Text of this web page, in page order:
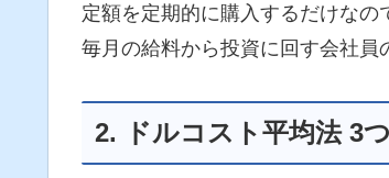
定額を定期的に購入するだけなの
毎月の給料から投資に回す会社員
2. ドルコスト平均法 3